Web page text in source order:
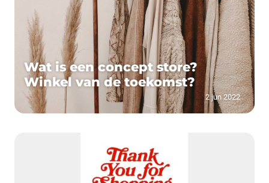
Wat is een concept store?
Winkel van de toekomst?
2 jun 2022